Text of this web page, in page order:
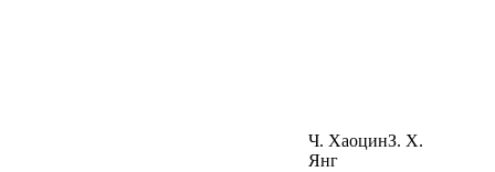
Ч. ХаоцинЗ. Х.
Янг